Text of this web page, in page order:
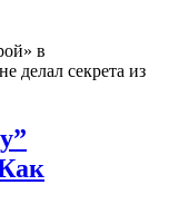
в
делал секрета из